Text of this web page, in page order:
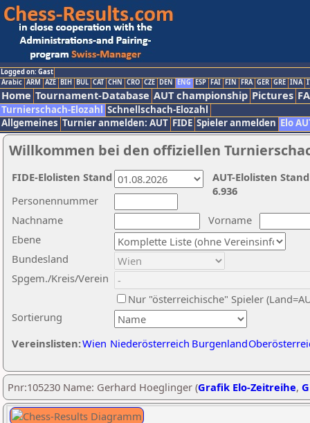
Logged on: Gast
Arabic ARM AZE BIH BUL CAT CHN CRO CZE DEN ENG ESP FAI FIN FRA GER GRE INA
Home Tournament-Database AUT championship Pictures
Turnierschach-Elozahl Schnellschach-Elozahl
Allgemeines Turnier anmelden: AUT FIDE Spieler anmelden Elo
Willkommen bei den offiziellen
Nachname
Vorname
Ebene
Sortierung
Personennummer
Bundesland
Spgem./Kreis/Verein
Nur "österreichische" Spieler
Vereinslisten:Wien Niederösterreich Burgenland
AUT-Elolisten
6.936
FIDE-Elolisten Stand
Pnr:105230 Name: Gerhard Hoeglinger (Grafik Elo-Zeitreihe,